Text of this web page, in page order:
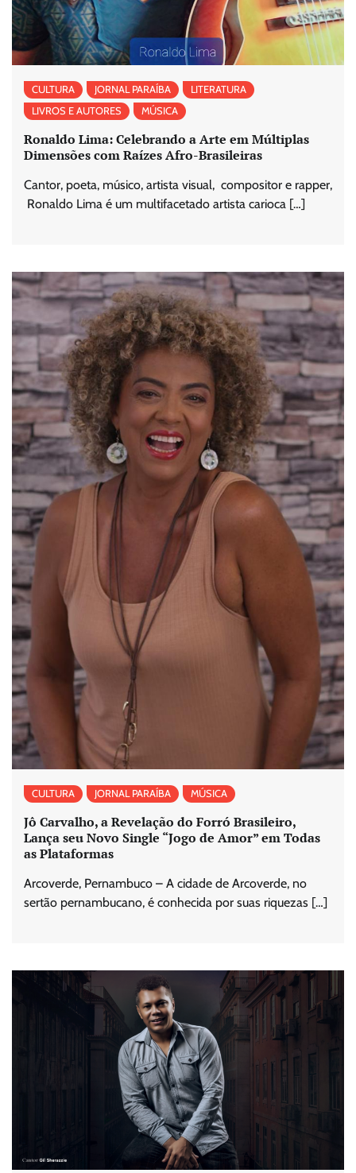
CULTURA JORNAL PARAÍBA
LITERATURA
LIVROS E AUTORES
MÚSICA
Ronaldo Lima: Celebrando a Arte em Múltiplas
Dimensões com Raízes Afro-Brasileiras
Cantor, poeta, músico, artista visual, compositor e rapper,
Ronaldo Lima é um multifacetado artista carioca […]
CULTURA JORNAL PARAÍBA MÚSICA
Jô Carvalho, a Revelação do Forró Brasileiro,
Lança seu Novo Single “Jogo de Amor” em Todas
as Plataformas
Arcoverde, Pernambuco – A cidade de Arcoverde, no
sertão pernambucano, é conhecida por suas riquezas […]